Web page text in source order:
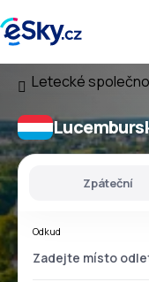
Letecké
Zpáteční
Odkud